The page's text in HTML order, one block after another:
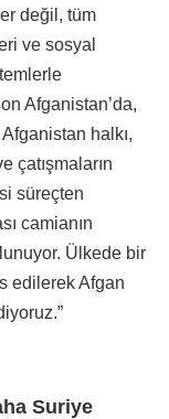
değil, tüm
ve sosyal
Afganistan’da,
halkı,
çatışmaların
süreçten
camianın
Ülkede bir
edilerek Afgan
Suriye